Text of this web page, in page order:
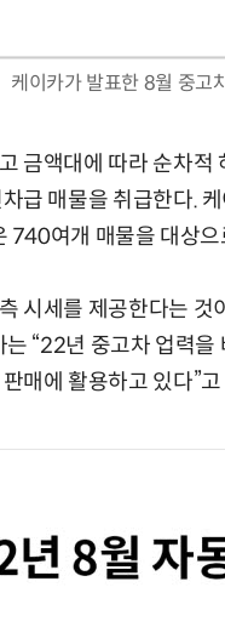
케이카가 발표한 8월 중고
금액대에 따라 순차
급 매물을 취급한다.
740여개 매물을 대상
시세를 제공한다는
“22년 중고차 업력
매에 활용하고 있다”